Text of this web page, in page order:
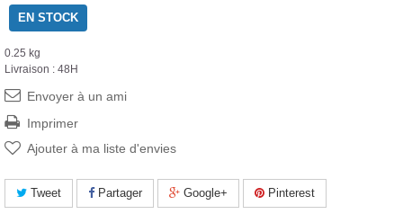
EN STOCK
0.25 kg
Livraison : 48H
Envoyer à un ami
Imprimer
Ajouter à ma liste d'envies
Tweet Partager Google+ Pinterest